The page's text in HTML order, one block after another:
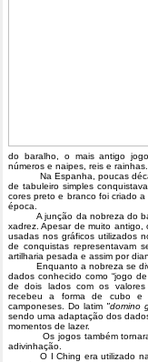
do baralho, o mais antigo
números e naipes, reis e rainhas...
Na Espanha, poucas
de tabuleiro simples
cores preto e branco foi criado
época.
A junção da nobreza do
xadrez. Apesar de muito
usadas nos gráficos utilizados
de conquistas representavam
artilharia pesada e assim por
Enquanto a nobreza se
dados conhecido como “jogo
de dois lados com os
recebeu a forma de cubo e
camponeses. Do latim "domino
sendo uma adaptação dos
momentos de lazer.
Os jogos também
adivinhação.
O I Ching era utilizado na